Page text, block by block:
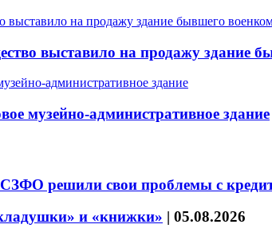
выставило на продажу здание
музейно-административное здание
СЗФО решили свои проблемы с
и «книжки» | 05.08.2026